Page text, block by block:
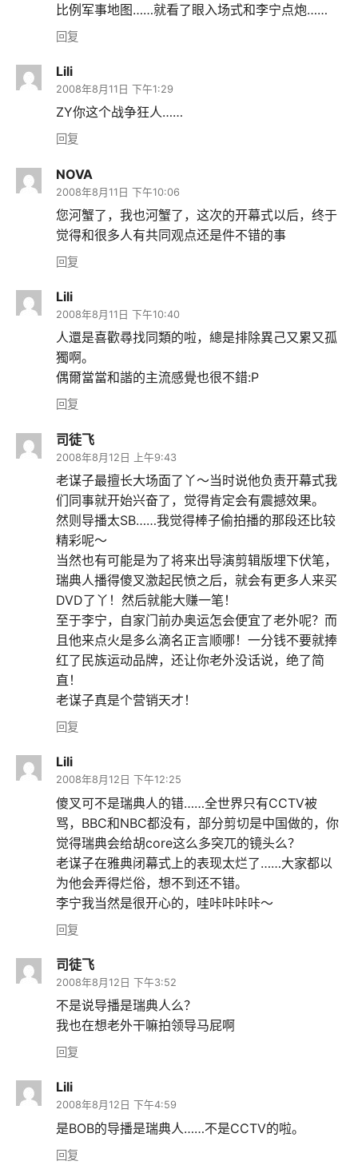
比例军事地图……就看了眼入场式和李宁点炮……
回复
Lili
2008年8月11日 下午1:29
ZY你这个战争狂人……
回复
NOVA
2008年8月11日 下午10:06
您河蟹了，我也河蟹了，这次的开幕式以后，终于
觉得和很多人有共同观点还是件不错的事
回复
Lili
2008年8月11日 下午10:40
人還是喜歡尋找同類的啦，總是排除異己又累又孤
獨啊。
偶爾當當和諧的主流感覺也很不錯:P
回复
司徒飞
2008年8月12日 上午9:43
老谋子最擅长大场面了丫～当时说他负责开幕式我
们同事就开始兴奋了，觉得肯定会有震撼效果。
然则导播太SB……我觉得棒子偷拍播的那段还比较
精彩呢～
当然也有可能是为了将来出导演剪辑版埋下伏笔，
瑞典人播得傻叉激起民愤之后，就会有更多人来买
DVD了丫！然后就能大赚一笔！
至于李宁，自家门前办奥运怎会便宜了老外呢？而
且他来点火是多么滴名正言顺哪！一分钱不要就捧
红了民族运动品牌，还让你老外没话说，绝了简
直！
老谋子真是个营销天才！
回复
Lili
2008年8月12日 下午12:25
傻叉可不是瑞典人的错……全世界只有CCTV被
骂，BBC和NBC都没有，部分剪切是中国做的，你
觉得瑞典会给胡core这么多突兀的镜头么？
老谋子在雅典闭幕式上的表现太烂了……大家都以
为他会弄得烂俗，想不到还不错。
李宁我当然是很开心的，哇咔咔咔咔～
回复
司徒飞
2008年8月12日 下午3:52
不是说导播是瑞典人么？
我也在想老外干嘛拍领导马屁啊
回复
Lili
2008年8月12日 下午4:59
是BOB的导播是瑞典人……不是CCTV的啦。
回复